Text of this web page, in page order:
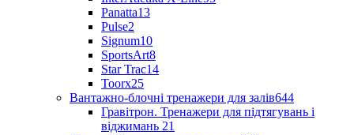
Panatta13
Pulse2
Signum10
SportsArt8
Star Trac14
Toorx25
Вантажно-блочні тренажери для залів644
Гравітрон. Тренажери для підтягувань і
віджимань 21